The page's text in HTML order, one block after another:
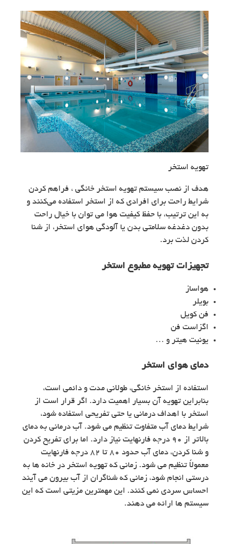
تهویه استخر
هدف از نصب سیستم تهویه استخر خانگی ، فراهم کردن
شرایط راحت برای افرادی که از استخر استفاده می‌کنند و
به این ترتیب، با حفظ کیفیت هوا می توان با خیال راحت
بدون دغدغه سلامتی بدن یا آلودگی هوای استخر، از شنا
کردن لذت برد.
تجهیزات تهویه مطبوع استخر
هواساز
بویلر
فن کویل
اگزاست فن
یونیت هیتر و …
دمای هوای استخر
استفاده از استخر خانگی، طولانی‌ مدت و دائمی است،
بنابراین تهویه آن بسیار اهمیت دارد. اگر قرار است از
استخر با اهداف درمانی یا حتی تفریحی استفاده شود،
شرایط دمای آب متفاوت تنظیم می شود. آب درمانی به دمای
بالاتر از ۹۰ درجه فارنهایت نیاز دارد. اما برای تفریح کردن
و شنا کردن، دمای آب حدود ۸۰ تا ۸۲ درجه فارنهایت
معمولاً تنظیم می شود. زمانی که تهویه استخر در خانه ها به
درستی انجام شود، زمانی که شناگران از آب بیرون می آیند
احساس سردی نمی کنند. این مهمترین مزیتی است که این
سیستم ها ارائه می دهند.